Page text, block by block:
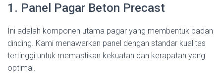
1. Panel Pagar Beton Precast
Ini adalah komponen utama pagar yang membentuk badan
dinding. Kami menawarkan panel dengan standar kualitas
tertinggi untuk memastikan kekuatan dan kerapatan yang
optimal.